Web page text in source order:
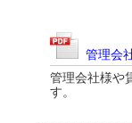
管理会
管理会社様や
す。